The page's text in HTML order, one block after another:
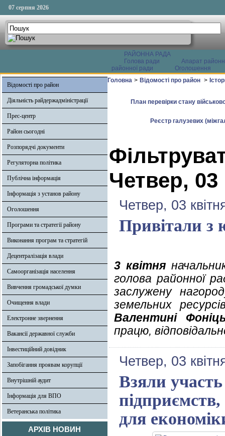
07 серпня 2026
РАЙОННА РАДА
Голова ради
Апарат
районної ради
Оголошення
Відомості про район
Діяльність райдержадміністрації
Прес-центр
Район сьогодні
Розпорядчі документи
Регуляторна політика
Публічна інформація
Інформація з установ району
Оголошення
Програми та стратегії району
Виконання програм та стратегій
Децентралізація влади
Самоорганізація населення
Вивчення громадської думки
Очищення влади
Електронне звернення
Вакансії державної служби
Інвестиційний довідник
Запобігання проявам корупції
Внутрішній аудит
Інформація для ВПО
Ветеранська політика
АРХІВ НОВИН
Головна > Відомості про район >
План перевірки стану
Реєстр галузевих
Четвер, 03
Четвер, 03
Привітали з
3 квітня
голова районної
заслужену
земельних
Валентині
працю,
Четвер, 03
Взяли участь
для